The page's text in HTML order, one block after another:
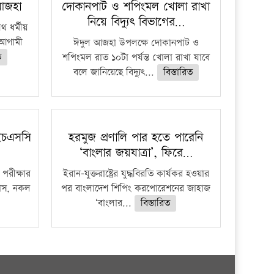
দোকানপাট ও শপিংমল খোলা রাখা
নিয়ে বিদ্যুৎ বিভাগের…
ঈদুল আজহা উপলক্ষে দোকানপাট ও
শপিংমল রাত ১০টা পর্যন্ত খোলা রাখা যাবে
বলে জানিয়েছে বিদ্যুৎ...
বিস্তারিত
নকল
হরমুজ প্রণালি পার হতে পারেনি
‘বাংলার জয়যাত্রা’, ফিরে…
ইরান-যুক্তরাষ্ট্রের যুদ্ধবিরতি কার্যকর হওয়ার
পর বাংলাদেশ শিপিং করপোরেশনের জাহাজ
‘বাংলার...
বিস্তারিত